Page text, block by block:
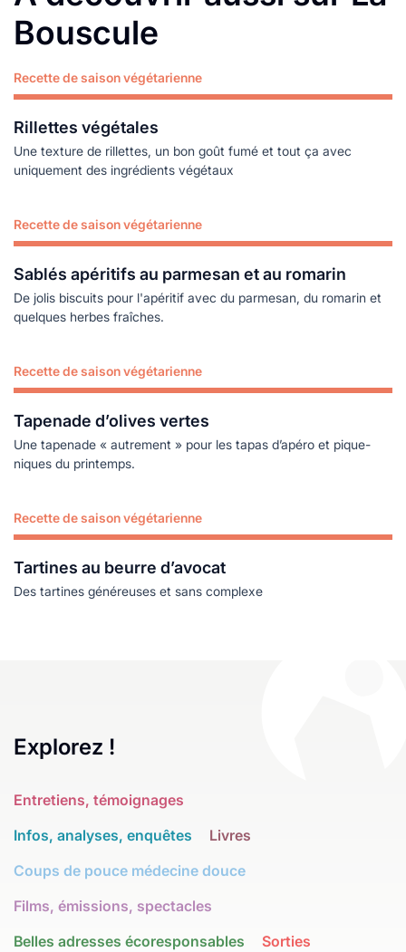
Bouscule
Recette de saison végétarienne
Rillettes végétales
Une texture de rillettes, un bon goût fumé et tout ça avec
uniquement des ingrédients végétaux
Lire plus
Recette de saison végétarienne
Sablés apéritifs au parmesan et au romarin
De jolis biscuits pour l'apéritif avec du parmesan, du romarin et
quelques herbes fraîches.
Lire plus
Recette de saison végétarienne
Tapenade d’olives vertes
Une tapenade « autrement » pour les tapas d’apéro et pique-
niques du printemps.
Lire plus
Recette de saison végétarienne
Tartines au beurre d’avocat
Des tartines généreuses et sans complexe
Lire plus
Explorez !
Entretiens, témoignages
Infos, analyses, enquêtes
Livres
Coups de pouce médecine douce
Films, émissions, spectacles
Belles adresses écoresponsables
Sorties